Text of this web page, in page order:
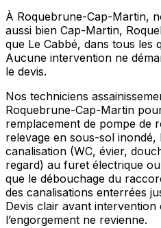
À Roquebrune-Cap-Martin,
aussi bien Cap-Martin,
que Le Cabbé, dans tous les
Aucune intervention ne
le devis.
Nos techniciens
Roquebrune-Cap-Martin
remplacement de pompe de
relevage en sous-sol inondé,
canalisation (WC, évier,
regard) au furet électrique
que le débouchage du
des canalisations enterrées
Devis clair avant
l’engorgement ne revienne.